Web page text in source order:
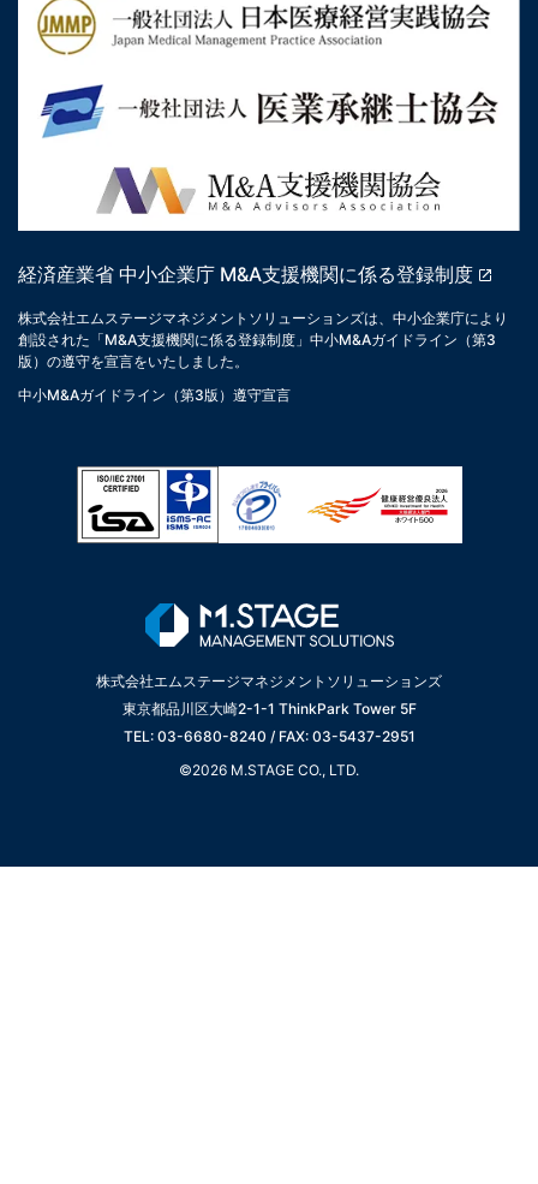
経済産業省 中小企業庁 M&A支援機関に係る登録制度
株式会社エムステージマネジメントソリューションズは、中小企業庁により
創設された「M&A支援機関に係る登録制度」中小M&Aガイドライン（第3
版）の遵守を宣言をいたしました。
中小M&Aガイドライン（第3版）遵守宣言
株式会社エムステージマネジメントソリューションズ
東京都品川区大崎2-1-1 ThinkPark Tower 5F
TEL: 03-6680-8240 / FAX: 03-5437-2951
©2026 M.STAGE CO., LTD.